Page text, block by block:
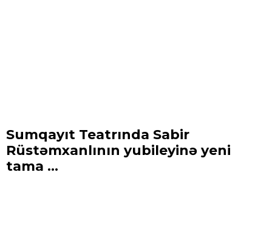
Sumqayıt Teatrında Sabir
Rüstəmxanlının yubileyinə yeni
tama ...